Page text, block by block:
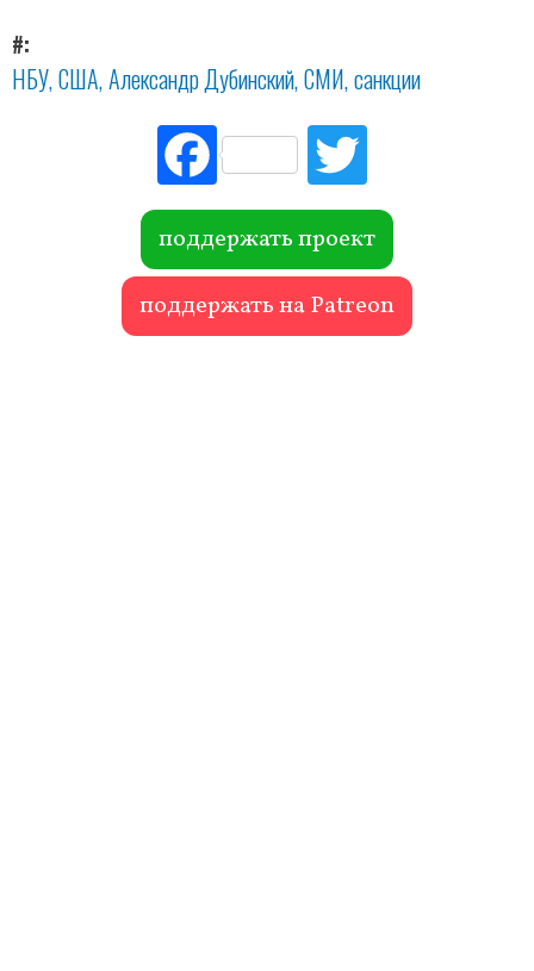
#
НБУ США Александр Дубинский СМИ санкции
Fac
ebo
ok r
поддержать проект
поддержать на Patreon